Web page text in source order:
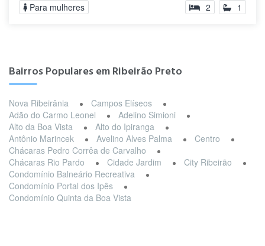
Para mulheres 2 1
Bairros Populares em Ribeirão Preto
Nova Ribeirânia
Campos Elíseos
Adão do Carmo Leonel
Adelino Simioni
Alto da Boa Vista
Alto do Ipiranga
Antônio Marincek
Avelino Alves Palma
Centro
Chácaras Pedro Corrêa de Carvalho
Chácaras Rio Pardo
Cidade Jardim
City Ribeirão
Condomínio Balneário Recreativa
Condomínio Portal dos Ipês
Condomínio Quinta da Boa Vista